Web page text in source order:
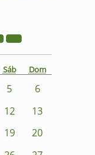
Sáb Dom
5
6
12
13
19
20